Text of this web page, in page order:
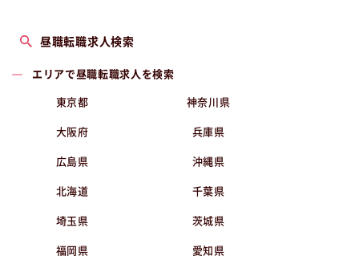
昼職転職求人検索
エリアで昼職転職求人を検索
東京都 神奈川県
大阪府 兵庫県
広島県 沖縄県
北海道 千葉県
埼玉県 茨城県
福岡県 愛知県